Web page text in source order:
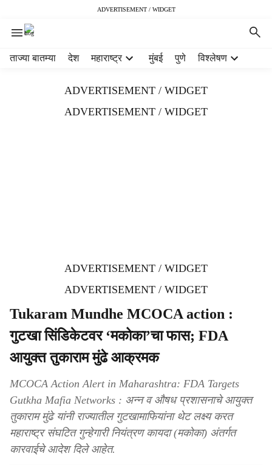
ADVERTISEMENT / WIDGET
ताज्या बातम्या देश महाराष्ट्र मुंबई पुणे विश्लेषण
ADVERTISEMENT / WIDGET
ADVERTISEMENT / WIDGET
ADVERTISEMENT / WIDGET
ADVERTISEMENT / WIDGET
Tukaram Mundhe MCOCA action :
गुटखा सिंडिकेटवर ‘मकोका’चा फास; FDA
आयुक्त तुकाराम मुंढे आक्रमक
MCOCA Action Alert in Maharashtra: FDA Targets
Gutkha Mafia Networks : अन्न व औषध प्रशासनाचे आयुक्त
तुकाराम मुंढे यांनी राज्यातील गुटखामाफियांना थेट लक्ष्य करत
महाराष्ट्र संघटित गुन्हेगारी नियंत्रण कायदा (मकोका) अंतर्गत
कारवाईचे आदेश दिले आहेत.